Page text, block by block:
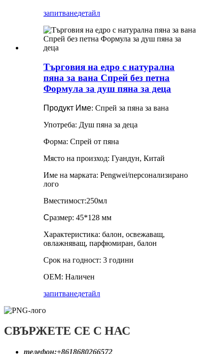
запитванедетайл
Търговия на едро с натурална
пяна за вана Спрей без петна
Формула за душ пяна за деца
Продукт Име: Спрей за пяна за вана
Употреба: Душ пяна за деца
Форма: Спрей от пяна
Място на произход: Гуандун, Китай
Име на марката: Pengwei/персонализирано
лого
Вместимост:250мл
Cразмер: 45*128 мм
Характеристика: балон, освежаващ,
овлажняващ, парфюмиран, балон
Срок на годност: 3 години
OEM: Наличен
запитванедетайл
СВЪРЖЕТЕ СЕ С НАС
телефон:+8618680266572